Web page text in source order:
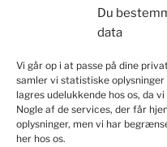
Du
data
Vi går op i at passe på dine
samler vi statistiske oplysninger
lagres udelukkende hos os, da
Nogle af de services, der får
oplysninger, men vi har
her hos os.
samarbejde
skyddsombud
sociale medier
KONTAKT